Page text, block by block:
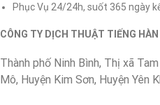
Phục Vụ 24/24h, suốt 365 ngày
CÔNG TY DỊCH THUẬT TIẾNG
Thành phố Ninh Bình, Thị xã
Mô, Huyện Kim Sơn, Huyện Yên